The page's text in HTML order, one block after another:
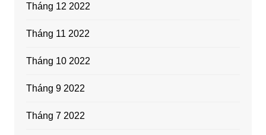
Tháng 12 2022
Tháng 11 2022
Tháng 10 2022
Tháng 9 2022
Tháng 7 2022